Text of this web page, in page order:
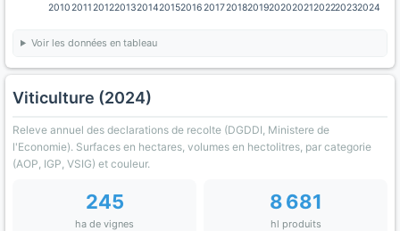
201020112012201320142015201620172018201920202021202220232024
Voir les données en tableau
Viticulture (2024)
Releve annuel des declarations de recolte (DGDDI, Ministere de
l'Economie). Surfaces en hectares, volumes en hectolitres, par categorie
(AOP, IGP, VSIG) et couleur.
245
ha de vignes
8 681
hl produits